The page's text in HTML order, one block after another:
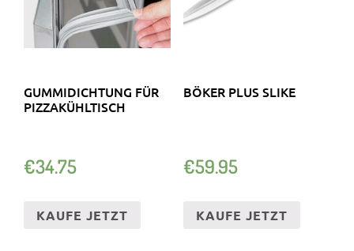
GUMMIDICHTUNG FÜR
PIZZAKÜHLTISCH
€34.75
KAUFE JETZT
BÖKER PLUS SLIKE
€59.95
KAUFE JETZT